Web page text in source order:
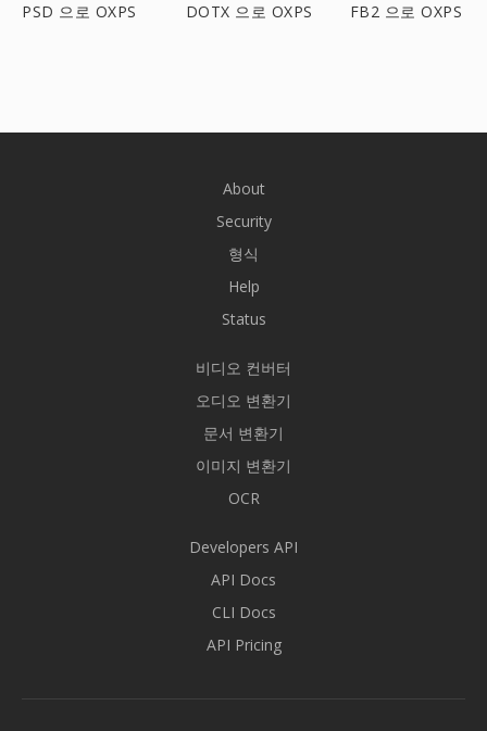
PSD 으로 OXPS DOTX 으로 OXPS FB2 으로 OXPS
About
Security
형식
Help
Status
비디오 컨버터
오디오 변환기
문서 변환기
이미지 변환기
OCR
Developers API
API Docs
CLI Docs
API Pricing